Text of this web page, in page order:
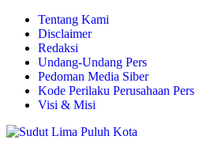
Tentang Kami
Disclaimer
Redaksi
Undang-Undang Pers
Pedoman Media Siber
Kode Perilaku Perusahaan Pers
Visi & Misi